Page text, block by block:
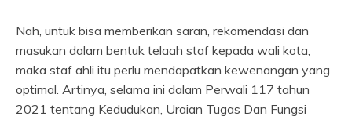
Nah, untuk bisa memberikan saran, rekomendasi dan
masukan dalam bentuk telaah staf kepada wali kota,
maka staf ahli itu perlu mendapatkan kewenangan yang
optimal. Artinya, selama ini dalam Perwali 117 tahun
2021 tentang Kedudukan, Uraian Tugas Dan Fungsi